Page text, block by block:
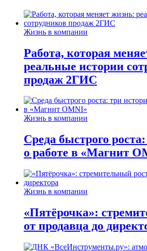
Жизнь в компании
Работа, которая
реальные истории
продаж 2ГИС
Жизнь в компании
Среда быстрого
о работе в «Магнит
Жизнь в компании
«Пятёрочка»:
от продавца до